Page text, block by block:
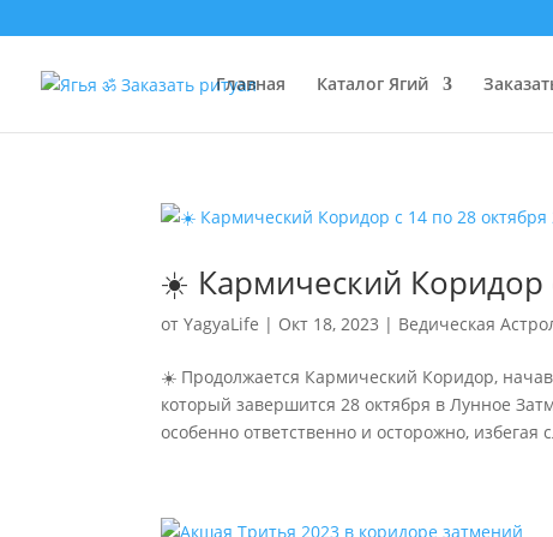
Главная Каталог Ягий
☀️ Кармический Коридор
отYagyaLife | Окт 18, 2023 | Ведическая
☀️ Продолжается Кармический Коридор,
который завершится 28 октября в Лунное
особенно ответственно и осторожно, избегая